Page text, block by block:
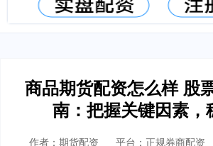
商品期货配资怎么样 股
南：把握关键因素，
作者：期货配资 平台：正规券商配资